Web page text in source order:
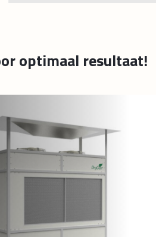
optimaal resultaat!